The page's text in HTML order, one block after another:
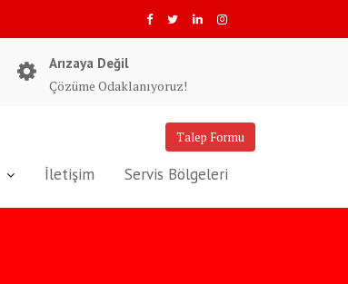
Arızaya Değil
Çözüme Odaklanıyoruz!
Talep Formu
İletişim Servis Bölgeleri